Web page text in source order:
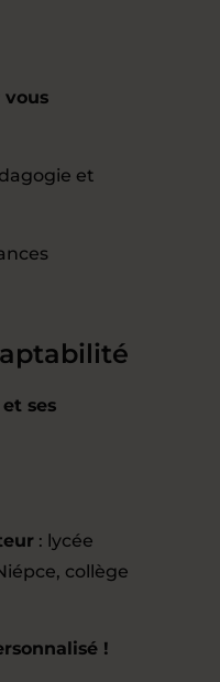
vous
et
ses
: lycée
collège
!